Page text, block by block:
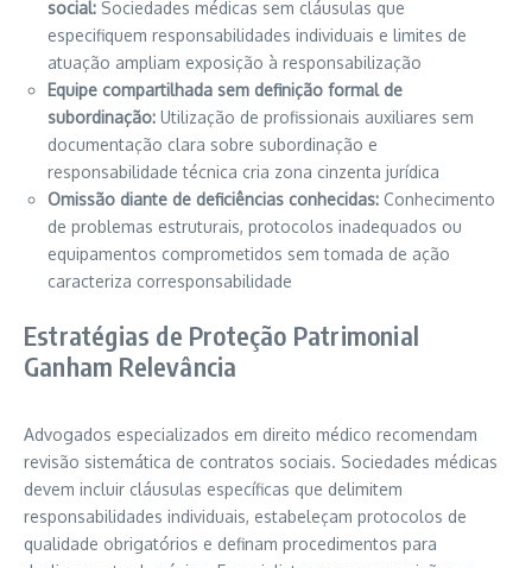
social: Sociedades médicas sem cláusulas que
especifiquem responsabilidades individuais e limites de
atuação ampliam exposição à responsabilização
Equipe compartilhada sem definição formal de
subordinação: Utilização de profissionais auxiliares sem
documentação clara sobre subordinação e
responsabilidade técnica cria zona cinzenta jurídica
Omissão diante de deficiências conhecidas: Conhecimento
de problemas estruturais, protocolos inadequados ou
equipamentos comprometidos sem tomada de ação
caracteriza corresponsabilidade
Estratégias de Proteção Patrimonial
Ganham Relevância
Advogados especializados em direito médico recomendam
revisão sistemática de contratos sociais. Sociedades médicas
devem incluir cláusulas específicas que delimitem
responsabilidades individuais, estabeleçam protocolos de
qualidade obrigatórios e definam procedimentos para